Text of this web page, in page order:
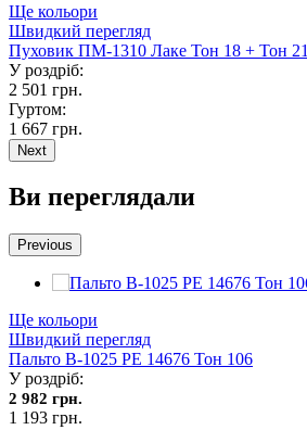
Ще кольори
Швидкий перегляд
Пуховик ПМ-1310 Лаке Тон 18 + Тон 21
У роздріб:
2 501 грн.
Гуртом:
1 667 грн.
Next
Ви переглядали
Previous
Ще кольори
Швидкий перегляд
Пальто В-1025 PE 14676 Тон 106
У роздріб:
2 982 грн.
1 193 грн.